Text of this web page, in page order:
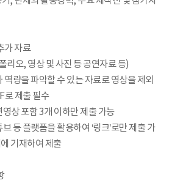
가 자료
리오, 영상 및 사진 등 공연자료 등)
량을 파악할 수 있는 자료로 영상을 제외
로 제출 필수
상 포함 3개 이하만 제출 가능
등 플랫폼을 활용하여 ‘링크’로만 제출 가
기재하여 제출